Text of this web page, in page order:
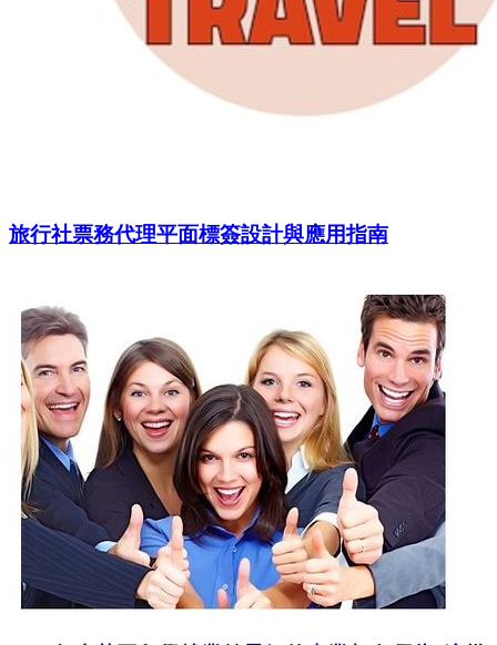
旅行社票務代理平面標簽設計與應用指南